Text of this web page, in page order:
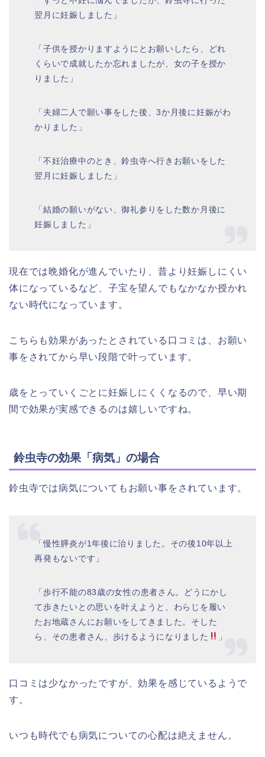
翌月に妊娠しました」
「子供を授かりますようにとお願いしたら、どれ
くらいで成就したか忘れましたが、女の子を授か
りました」
「夫婦二人で願い事をした後、3か月後に妊娠がわ
かりました」
「不妊治療中のとき、鈴虫寺へ行きお願いをした
翌月に妊娠しました」
「結婚の願いがない、御礼参りをした数か月後に
妊娠しました」
現在では晩婚化が進んでいたり、昔より妊娠しにくい
体になっているなど、子宝を望んでもなかなか授かれ
ない時代になっています。
こちらも効果があったとされている口コミは、お願い
事をされてから早い段階で叶っています。
歳をとっていくごとに妊娠しにくくなるので、早い期
間で効果が実感できるのは嬉しいですね。
鈴虫寺の効果「病気」の場合
鈴虫寺では病気についてもお願い事をされています。
「慢性膵炎が1年後に治りました。その後10年以上
再発もないです」
「歩行不能の83歳の女性の患者さん。どうにかし
て歩きたいとの思いを叶えようと、わらじを履い
たお地蔵さんにお願いをしてきました。そした
ら、その患者さん、歩けるようになりました
」
口コミは少なかったですが、効果を感じているようで
す。
いつも時代でも病気についての心配は絶えません。